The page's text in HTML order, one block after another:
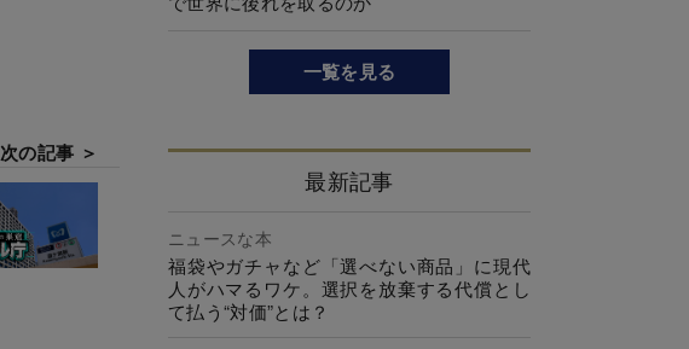
次の記事 ＞
一覧を見る
最新記事
ニュースな本
福袋やガチャなど「選べない商品」に現代
人がハマるワケ。選択を放棄する代償とし
て払う“対価”とは？